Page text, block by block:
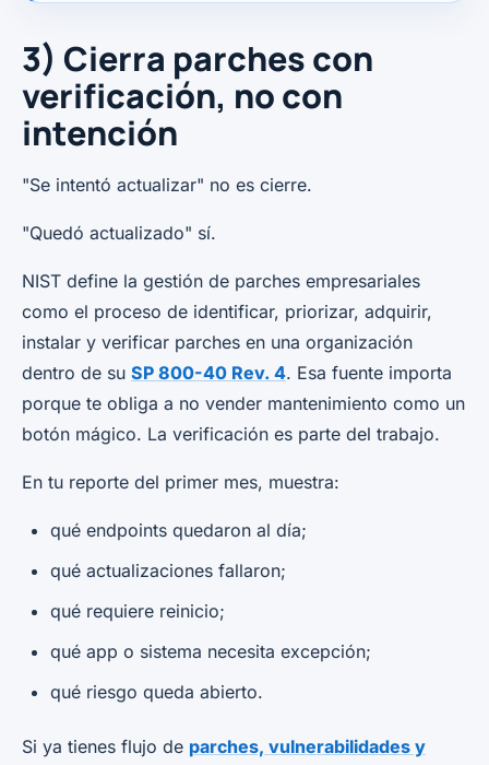
3) Cierra parches con
verificación, no con
intención
"Se intentó actualizar" no es cierre.
"Quedó actualizado" sí.
NIST define la gestión de parches empresariales
como el proceso de identificar, priorizar, adquirir,
instalar y verificar parches en una organización
dentro de su SP 800-40 Rev. 4. Esa fuente importa
porque te obliga a no vender mantenimiento como un
botón mágico. La verificación es parte del trabajo.
En tu reporte del primer mes, muestra:
qué endpoints quedaron al día;
qué actualizaciones fallaron;
qué requiere reinicio;
qué app o sistema necesita excepción;
qué riesgo queda abierto.
Si ya tienes flujo de parches, vulnerabilidades y